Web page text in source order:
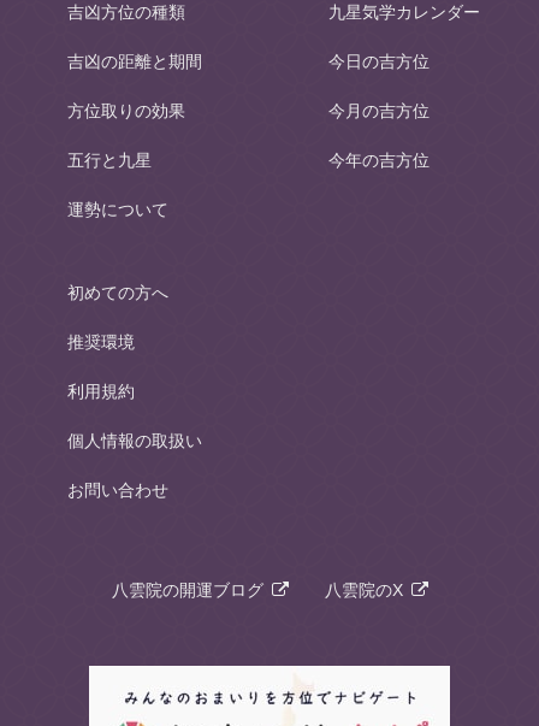
吉凶方位の種類
吉凶の距離と期間
方位取りの効果
五行と九星
運勢について
九星気学カレンダー
今日の吉方位
今月の吉方位
今年の吉方位
初めての方へ
推奨環境
利用規約
個人情報の取扱い
お問い合わせ
八雲院の開運ブログ 八雲院のX